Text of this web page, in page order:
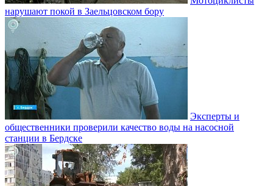
нарушают покой в Заельцовском бору
Эксперты и
общественники проверили качество воды на насосной
станции в Бердске